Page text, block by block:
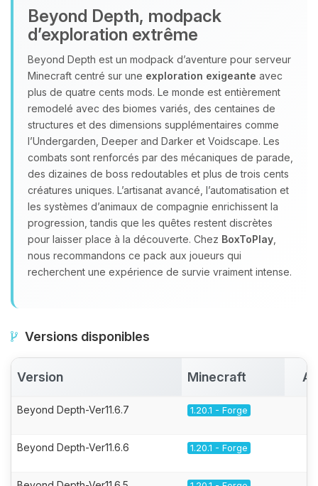
Beyond Depth, modpack
d’exploration extrême
Beyond Depth est un modpack d’aventure pour serveur
Minecraft centré sur une exploration exigeante avec
plus de quatre cents mods. Le monde est entièrement
remodelé avec des biomes variés, des centaines de
structures et des dimensions supplémentaires comme
l’Undergarden, Deeper and Darker et Voidscape. Les
combats sont renforcés par des mécaniques de parade,
des dizaines de boss redoutables et plus de trois cents
créatures uniques. L’artisanat avancé, l’automatisation et
les systèmes d’animaux de compagnie enrichissent la
progression, tandis que les quêtes restent discrètes
pour laisser place à la découverte. Chez BoxToPlay
nous recommandons ce pack aux joueurs qui
recherchent une expérience de survie vraiment intense.
Versions disponibles
Version Minecraft
Beyond Depth-Ver11.6.7 1.20.1 - Forge
Beyond Depth-Ver11.6.6 1.20.1 - Forge
parler ! Moi c’est Choupy, ton petit
assistant BoxToPlay. Dis-moi ce dont
petits circuits pour t’aider.